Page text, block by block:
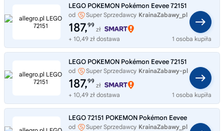
LEGO POKEMON Pokémon Eevee 72151
od Super Sprzedawcy KrainaZabawy_pl
187,99
zł
+ 10,49 zł dostawa
1 osoba kupiła
LEGO POKEMON Pokémon Eevee 72151
od Super Sprzedawcy KrainaZabawy-pl
187,99
zł
+ 10,49 zł dostawa
1 osoba kupiła
LEGO 72151 POKEMON Pokémon Eevee
od Super Sprzedawcy KrainaZabawy_pl